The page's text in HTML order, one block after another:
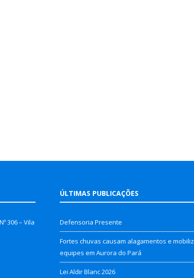
306 – Vila
ÚLTIMAS PUBLICAÇÕES
Defensoria Presente
Fortes chuvas causam alagamentos e
equipes em Aurora do Pará
Lei Aldir Blanc 2026